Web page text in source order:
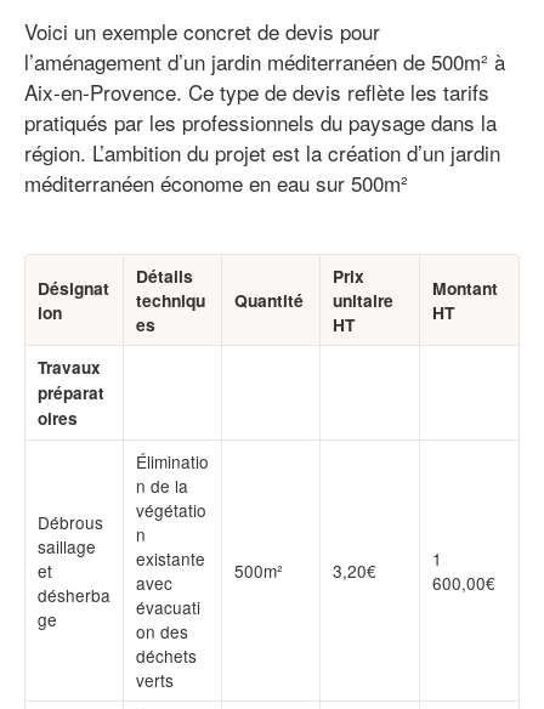
Voici un exemple concret de devis pour
l’aménagement d’un jardin méditerranéen de 500m² à
Aix-en-Provence. Ce type de devis reflète les tarifs
pratiqués par les professionnels du paysage dans la
région. L’ambition du projet est la création d’un jardin
méditerranéen économe en eau sur 500m²
Désignat
ion
Détails
techniqu
es
Quantité
Prix
unitaire
HT
Montant
HT
Travaux
préparat
oires
Débrous
saillage
et
désherba
ge
Éliminatio
n de la
végétatio
n
existante
avec
évacuati
on des
déchets
verts
500m² 3,20€
1
600,00€